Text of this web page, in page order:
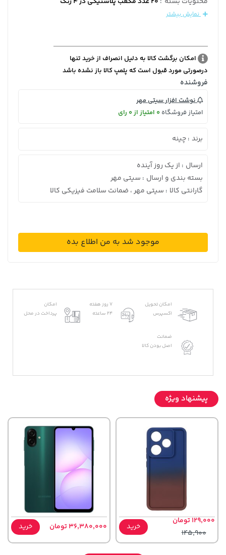
نمایش بیشتر
امکان برگشت کالا به دلیل انصراف از خرید تنها
درصورتی مورد قبول است که پلمپ کالا باز نشده باشد
فروشنده
نوشت افزار سیتی مهر
امتیاز فروشگاه 0 امتیاز از 0 رای
برند : چینه
ارسال : از یک روز آینده
بسته بندی و ارسال : سیتی مهر
گارانتی کالا : سیتی مهر ، ضمانت سلامت فیزیکی کالا
موجود شد به من اطلاع بده
امکان تحویل
اکسپرس
7 روز هفته
24 ساعته
امکان
پرداخت در محل
ضمانت
اصل بودن کالا
پیشنهاد ویژه
129,000 تومان
145,900
خرید 36,380,000 تومان خرید